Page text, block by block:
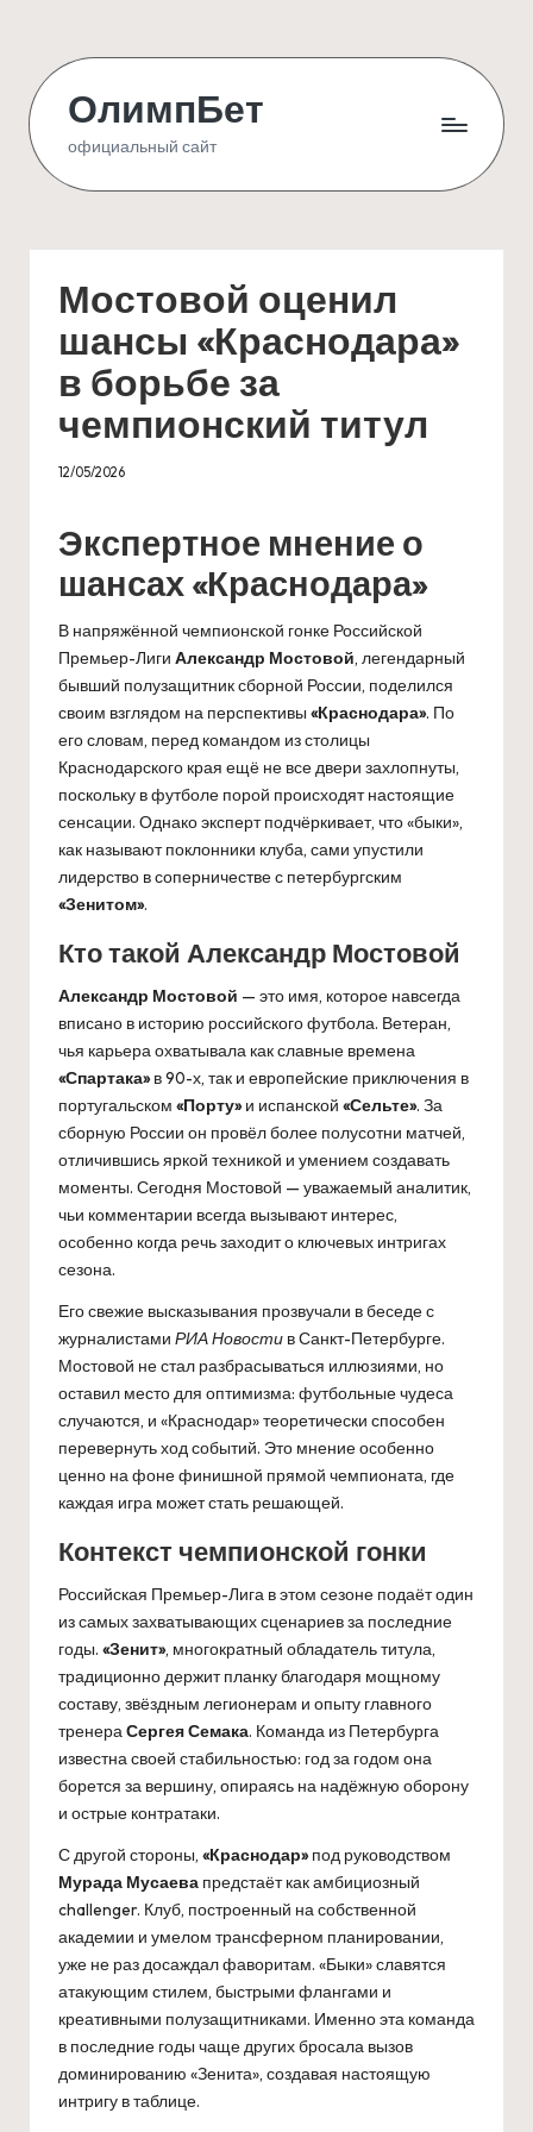
content
ОлимпБет
официальный сайт
Мостовой оценил
шансы «Краснодара»
в борьбе за
чемпионский титул
12/05/2026
Экспертное мнение о
шансах «Краснодара»
В напряжённой чемпионской гонке Российской
Премьер-Лиги Александр Мостовой, легендарный
бывший полузащитник сборной России, поделился
своим взглядом на перспективы «Краснодара». По
его словам, перед командом из столицы
Краснодарского края ещё не все двери захлопнуты,
поскольку в футболе порой происходят настоящие
сенсации. Однако эксперт подчёркивает, что «быки»,
как называют поклонники клуба, сами упустили
лидерство в соперничестве с петербургским
«Зенитом».
Кто такой Александр Мостовой
Александр Мостовой — это имя, которое навсегда
вписано в историю российского футбола. Ветеран,
чья карьера охватывала как славные времена
«Спартака»в 90-х, так и европейские приключения в
португальском «Порту»и испанской «Сельте». За
сборную России он провёл более полусотни матчей,
отличившись яркой техникой и умением создавать
моменты. Сегодня Мостовой — уважаемый аналитик,
чьи комментарии всегда вызывают интерес,
особенно когда речь заходит о ключевых интригах
сезона.
Его свежие высказывания прозвучали в беседе с
журналистами РИА Новости в Санкт-Петербурге.
Мостовой не стал разбрасываться иллюзиями, но
оставил место для оптимизма: футбольные чудеса
случаются, и «Краснодар» теоретически способен
перевернуть ход событий. Это мнение особенно
ценно на фоне финишной прямой чемпионата, где
каждая игра может стать решающей.
Контекст чемпионской гонки
Российская Премьер-Лига в этом сезоне подаёт один
из самых захватывающих сценариев за последние
годы. «Зенит», многократный обладатель титула,
традиционно держит планку благодаря мощному
составу, звёздным легионерам и опыту главного
тренераСергея Семака. Команда из Петербурга
известна своей стабильностью: год за годом она
борется за вершину, опираясь на надёжную оборону
и острые контратаки.
С другой стороны, «Краснодар»под руководством
Мурада Мусаева предстаёт как амбициозный
challenger. Клуб, построенный на собственной
академии и умелом трансферном планировании,
уже не раз досаждал фаворитам. «Быки» славятся
атакующим стилем, быстрыми флангами и
креативными полузащитниками. Именно эта команда
в последние годы чаще других бросала вызов
доминированию «Зенита», создавая настоящую
интригу в таблице.